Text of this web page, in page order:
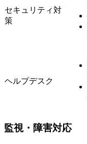
セキュリティ対
策
ヘルプデスク
監視・障害対応